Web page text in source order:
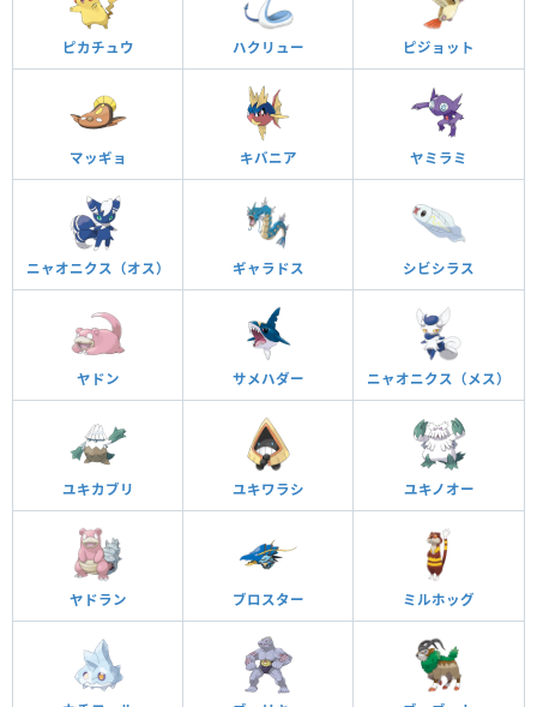
ピカチュウ ハクリュー ピジョット
マッギョ キバニア ヤミラミ
ニャオニクス（オス） ギャラドス シビシラス
ヤドン サメハダー ニャオニクス（メス）
ユキカブリ ユキワラシ ユキノオー
ヤドラン ブロスター ミルホッグ